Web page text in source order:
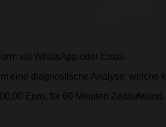
via WhatsApp oder Email.
eine diagnostische Analyse, welche
Euro, für 60 Minuten Zeitaufwand.